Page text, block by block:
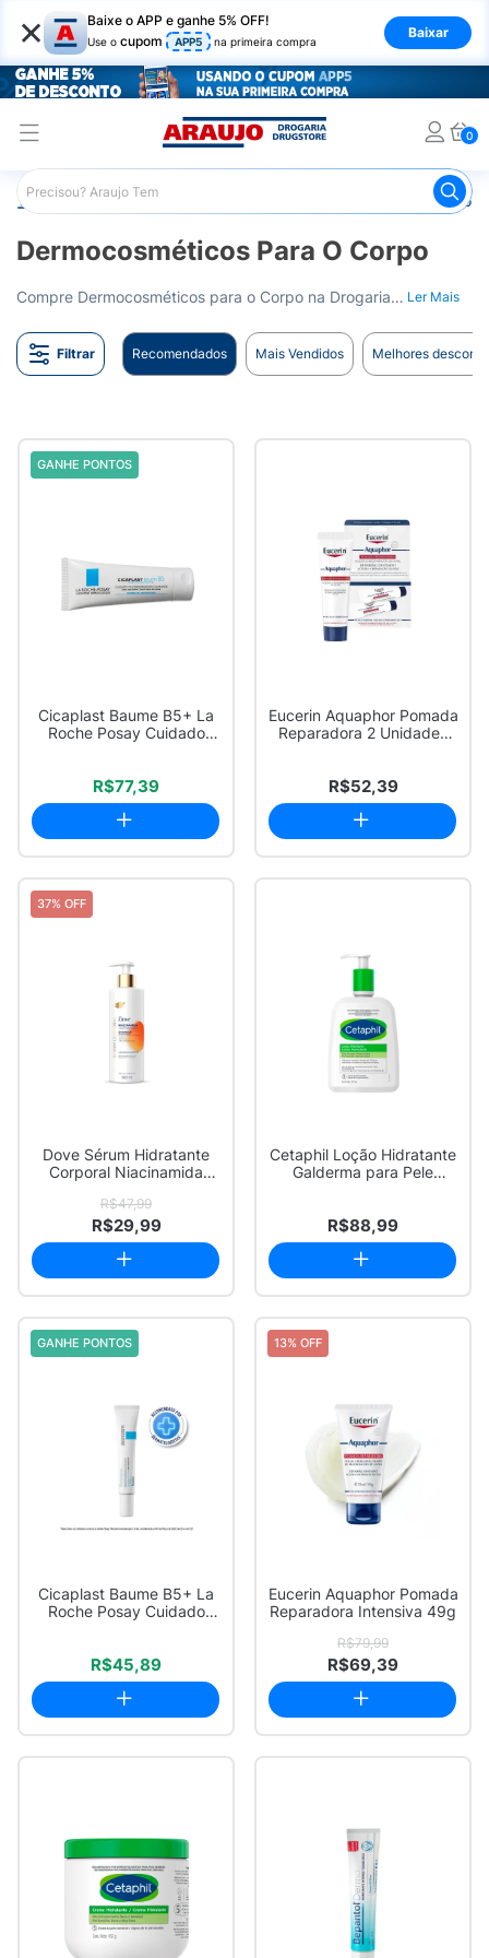
× Baixe o APP e ganhe 5% OFF!
Use o cupom APP5 na primeira compra
Baixar
0
Araujo Dermocosméticos Dermocosméticos para o
Dermocosméticos Para O Corpo
Compre Dermocosméticos para o Corpo na Drogaria Araujo. Nutrição e cuidado para toda a pele do corpo. Entrega para todo o Brasil. Ler Mais
Filtrar Recomendados Mais Vendidos Melhores
GANHE PONTOS
Cicaplast Baume B5+ La
Roche Posay Cuidado
R$77,39
Eucerin Aquaphor Pomada
Reparadora 2 Unidades
R$52,39
37% OFF
Dove Sérum Hidratante
Corporal Niacinamida
R$47,99
R$29,99
Cetaphil Loção Hidratante
Galderma para Pele
R$88,99
GANHE PONTOS
Cicaplast Baume B5+ La
Roche Posay Cuidado
R$45,89
13% OFF
Eucerin Aquaphor Pomada
Reparadora Intensiva 49g
R$79,99
R$69,39